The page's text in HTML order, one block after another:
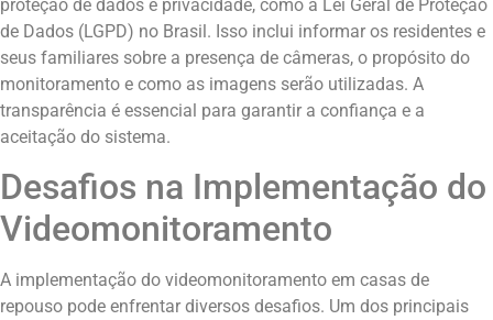
proteção de dados e privacidade, como a Lei Geral de Proteção
de Dados (LGPD) no Brasil. Isso inclui informar os residentes e
seus familiares sobre a presença de câmeras, o propósito do
monitoramento e como as imagens serão utilizadas. A
transparência é essencial para garantir a confiança e a
aceitação do sistema.
Desafios na Implementação do
Videomonitoramento
A implementação do videomonitoramento em casas de
repouso pode enfrentar diversos desafios. Um dos principais